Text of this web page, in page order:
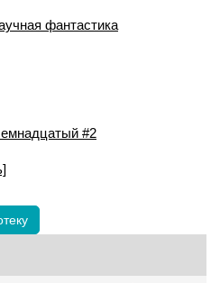
фантастика
#2